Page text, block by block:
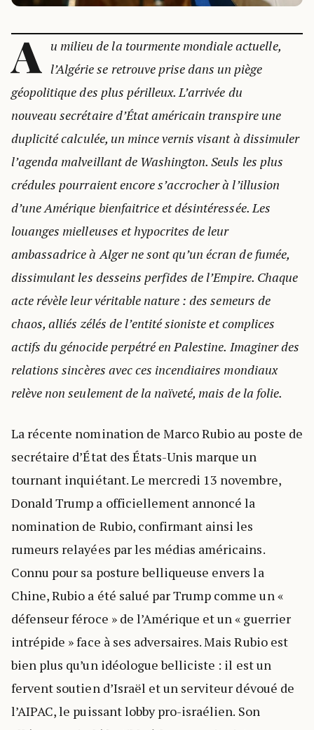
A u milieu de la tourmente mondiale actuelle,
l’Algérie se retrouve prise dans un piège
géopolitique des plus périlleux. L’arrivée du
nouveau secrétaire d’État américain transpire une
duplicité calculée, un mince vernis visant à dissimuler
l’agenda malveillant de Washington. Seuls les plus
crédules pourraient encore s’accrocher à l’illusion
d’une Amérique bienfaitrice et désintéressée. Les
louanges mielleuses et hypocrites de leur
ambassadrice à Alger ne sont qu’un écran de fumée,
dissimulant les desseins perfides de l’Empire. Chaque
acte révèle leur véritable nature : des semeurs de
chaos, alliés zélés de l’entité sioniste et complices
actifs du génocide perpétré en Palestine. Imaginer des
relations sincères avec ces incendiaires mondiaux
relève non seulement de la naïveté, mais de la folie.
La récente nomination de Marco Rubio au poste de
secrétaire d’État des États-Unis marque un
tournant inquiétant. Le mercredi 13 novembre,
Donald Trump a officiellement annoncé la
nomination de Rubio, confirmant ainsi les
rumeurs relayées par les médias américains.
Connu pour sa posture belliqueuse envers la
Chine, Rubio a été salué par Trump comme un «
défenseur féroce » de l’Amérique et un « guerrier
intrépide » face à ses adversaires. Mais Rubio est
bien plus qu’un idéologue belliciste : il est un
fervent soutien d’Israël et un serviteur dévoué de
l’AIPAC, le puissant lobby pro-israélien. Son